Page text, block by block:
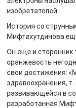
изобретателей.
История со
Мифтахутдинова
Он еще и сторонник
оранжевость
свои достижения:
здравоохранения,
развивающейся в
разработанная